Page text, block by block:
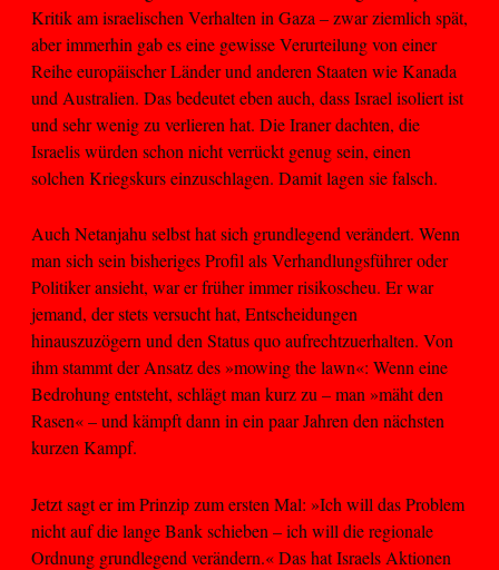
Kritik am israelischen Verhalten in Gaza – zwar ziemlich spät,
aber immerhin gab es eine gewisse Verurteilung von einer
Reihe europäischer Länder und anderen Staaten wie Kanada
und Australien. Das bedeutet eben auch, dass Israel isoliert ist
und sehr wenig zu verlieren hat. Die Iraner dachten, die
Israelis würden schon nicht verrückt genug sein, einen
solchen Kriegskurs einzuschlagen. Damit lagen sie falsch.
Auch Netanjahu selbst hat sich grundlegend verändert. Wenn
man sich sein bisheriges Profil als Verhandlungsführer oder
Politiker ansieht, war er früher immer risikoscheu. Er war
jemand, der stets versucht hat, Entscheidungen
hinauszuzögern und den Status quo aufrechtzuerhalten. Von
ihm stammt der Ansatz des »mowing the lawn«: Wenn eine
Bedrohung entsteht, schlägt man kurz zu – man »mäht den
Rasen« – und kämpft dann in ein paar Jahren den nächsten
kurzen Kampf.
Jetzt sagt er im Prinzip zum ersten Mal: »Ich will das Problem
nicht auf die lange Bank schieben – ich will die regionale
Ordnung grundlegend verändern.« Das hat Israels Aktionen